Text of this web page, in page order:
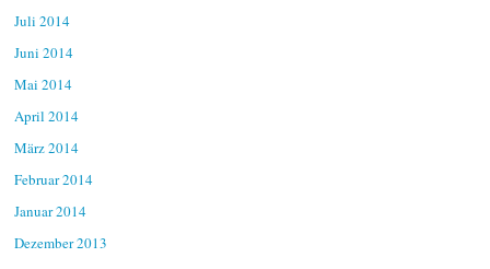
Juli 2014
Juni 2014
Mai 2014
April 2014
März 2014
Februar 2014
Januar 2014
Dezember 2013